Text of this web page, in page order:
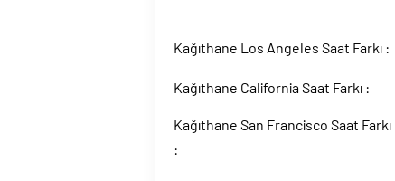
Kağıthane Los Angeles Saat Farkı :
Kağıthane California Saat Farkı :
Kağıthane San Francisco Saat Farkı
: